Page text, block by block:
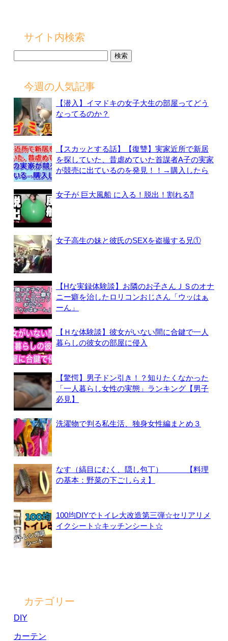
サイト内検索
今週の人気記事
【潜入】イマドキの女子大生の部屋ってどう
なってるのか？
【スカッとする話】【復讐】実家近所で新居
を探していた、昔虐めていた首謀者A子の実家
が競売に出ているのを発見！！→購入したら
女子が 巨大風船 に入る！脱出！割れる⁈
女子高生の妹と彼氏のSEXを盗撮する兄①
【Hな実録体験談】お隣のお子さんＪＳのオナ
ニー癖を治したロリコンおじさん「ウッはぁ
ーん」
【Ｈな体験談】彼女がいない間に合鍵で一人
暮らしの彼女の部屋に侵入
【驚愕】男子ドン引き！？知りたくなかった
「一人暮らし女性の実態」ランキング【男子
必見】
洗濯物で判る私生活、独身女性編まとめ３
なす（縞目にむく、隠し包丁） 【料理
の基本：野菜の下ごしらえ】
100均DIYでトイレ大改造第三弾☆セリアリメ
イクシート☆キッチンシート☆
カテゴリー
DIY
カーテン